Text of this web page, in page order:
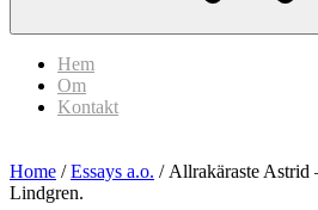
Hem
Om
Kontakt
Home /Essays a.o. / Allrakäraste Astrid
Lindgren.